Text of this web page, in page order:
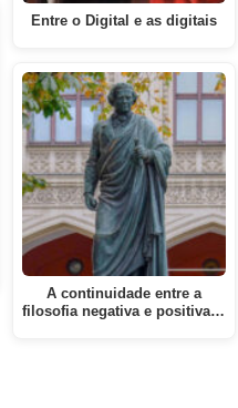
Entre o Digital e as digitais
A continuidade entre a
filosofia negativa e positiva…